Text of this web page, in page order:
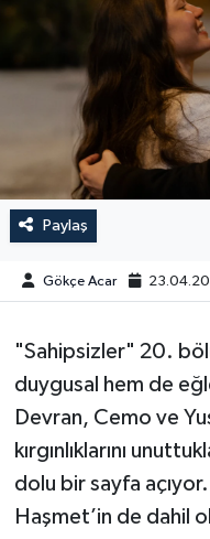
Paylaş
Gökçe Acar
"Sahipsizler" 20.
duygusal hem de
Devran, Cemo ve
kırgınlıklarını
dolu bir sayfa
Haşmet’in de dahil